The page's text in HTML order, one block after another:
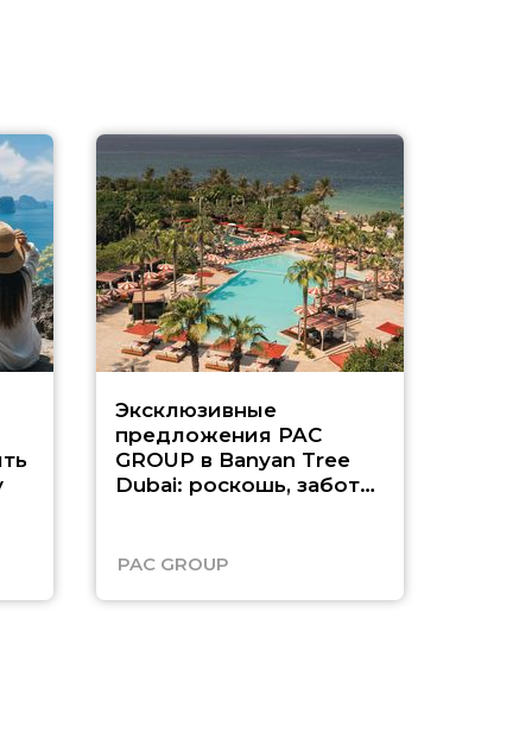
Эксклюзивные
предложения PAC
GROUP в Banyan Tree
Dubai: роскошь, забота
PAC GROUP